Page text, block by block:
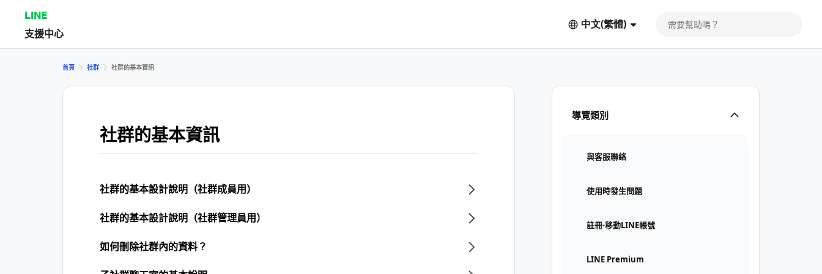
LINE
支援中心
中文(繁體)
導覽類別
與客服聯絡
使用時發生問題
註冊⋅移動LINE帳號
LINE Premium
首頁 社群 社群的基本資訊
社群的基本資訊
社群的基本設計說明（社群成員用）
社群的基本設計說明（社群管理員用）
如何刪除社群內的資料？